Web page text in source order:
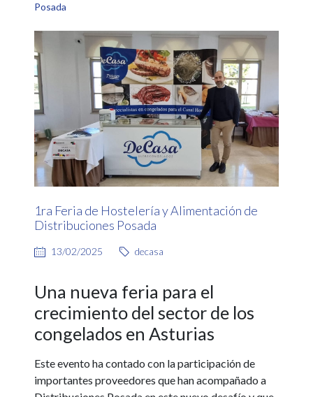
Posada
1ra Feria de Hostelería y Alimentación de
Distribuciones Posada
13/02/2025 decasa
Una nueva feria para el
crecimiento del sector de los
congelados en Asturias
Este evento ha contado con la participación de
importantes proveedores que han acompañado a